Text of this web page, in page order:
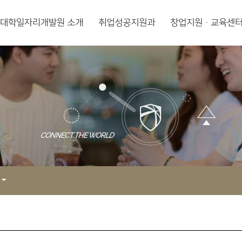
대학일자리개발원 소개 취업성공지원과 창업지원·교육센터